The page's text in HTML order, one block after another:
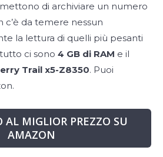
di archiviare un numero
c’è da temere nessun
la lettura di quelli più pesanti
ci sono 4 GB di RAM e il
Trail x5-Z8350. Puoi
AL MIGLIOR PREZZO SU
AMAZON